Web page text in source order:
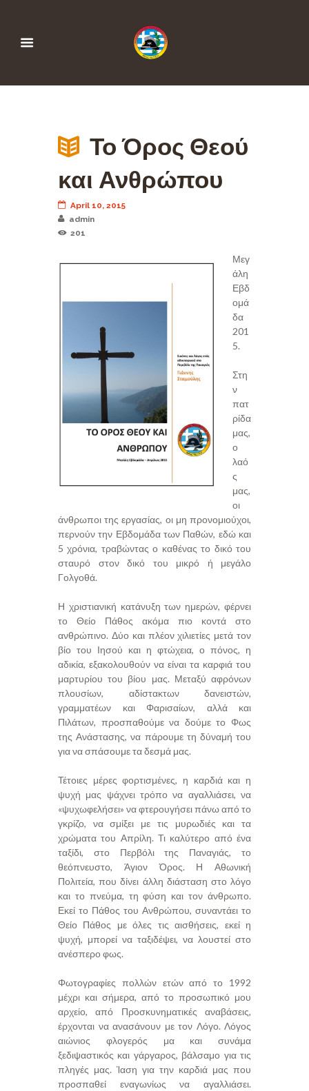
Το Όρος Θεού
και Ανθρώπου
April 10, 2015
admin
201
Μεγ
άλη
Εβδ
ομά
δα
201
5.
Στη
ν
πατ
ρίδα
μας,
ο
λαό
ς
μας,
οι
άνθρωποι της εργασίας, οι μη προνομιούχοι,
περνούν την Εβδομάδα των Παθών, εδώ και
5 χρόνια, τραβώντας ο καθένας το δικό του
σταυρό στον δικό του μικρό ή μεγάλο
Γολγοθά.
Η χριστιανική κατάνυξη των ημερών, φέρνει
το Θείο Πάθος ακόμα πιο κοντά στο
ανθρώπινο. Δύο και πλέον χιλιετίες μετά τον
βίο του Ιησού και η φτώχεια, ο πόνος, η
αδικία, εξακολουθούν να είναι τα καρφιά του
μαρτυρίου του βίου μας. Μεταξύ αφρόνων
πλουσίων, αδίστακτων δανειστών,
γραμματέων και Φαρισαίων, αλλά και
Πιλάτων, προσπαθούμε να δούμε το Φως
της Ανάστασης, να πάρουμε τη δύναμή του
για να σπάσουμε τα δεσμά μας.
Τέτοιες μέρες φορτισμένες, η καρδιά και η
ψυχή μας ψάχνει τρόπο να αγαλλιάσει, να
«ψυχωφελήσει» να φτερουγήσει πάνω από το
γκρίζο, να σμίξει με τις μυρωδιές και τα
χρώματα του Απρίλη. Τι καλύτερο από ένα
ταξίδι, στο Περβόλι της Παναγιάς, το
θεόπνευστο, Άγιον Όρος. Η Αθωνική
Πολιτεία, που δίνει άλλη διάσταση στο λόγο
και το πνεύμα, τη φύση και τον άνθρωπο.
Εκεί το Πάθος του Ανθρώπου, συναντάει το
Θείο Πάθος με όλες τις αισθήσεις, εκεί η
ψυχή, μπορεί να ταξιδέψει, να λουστεί στο
ανέσπερο φως.
Φωτογραφίες πολλών ετών από το 1992
μέχρι και σήμερα, από το προσωπικό μου
αρχείο, από Προσκυνηματικές αναβάσεις,
έρχονται να ανασάνουν με τον Λόγο. Λόγος
αιώνιος φλογερός μα και συνάμα
ξεδιψαστικός και γάργαρος, βάλσαμο για τις
πληγές μας. Ίαση για την καρδιά μας που
προσπαθεί εναγωνίως να αγαλλιάσει.